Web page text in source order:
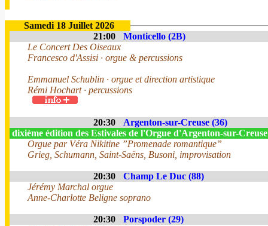
Samedi 18 Juillet 2026
21:00
Monticello (2B)
Le Concert Des Oiseaux
Francesco d'Assisi · orgue & percussions
Emmanuel Schublin · orgue et direction artistique
Rémi Hochart · percussions
20:30
Argenton-sur-Creuse (36)
dixième édition des Estivales de l'Orgue d'Argenton-sur-
Orgue par Véra Nikitine ”Promenade romantique”
Grieg, Schumann, Saint-Saëns, Busoni, improvisation
20:30
Champ Le Duc (88)
Jérémy Marchal orgue
Anne-Charlotte Beligne soprano
20:30
Porspoder (29)